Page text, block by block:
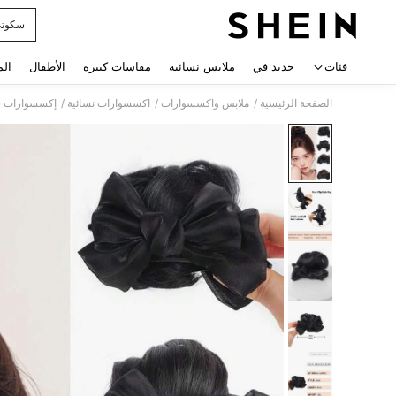
فئات جديد في ملابس نسائية مقاسات كبيرة الأطفال
الصفحة الرئيسية / ملابس واكسسوارات / اكسسوارات نسائية / إكسسوارات